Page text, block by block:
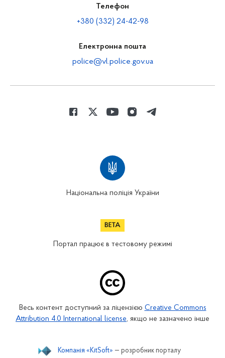
Телефон
+380 (332) 24-42-98
Електронна пошта
police@vl.police.gov.ua
Національна поліція України
Портал працює в тестовому режимі
Весь контент доступний за ліцензією Creative Commons
Attribution 4.0 International license, якщо не зазначено інше
Компанія «KitSoft» — розробник порталу